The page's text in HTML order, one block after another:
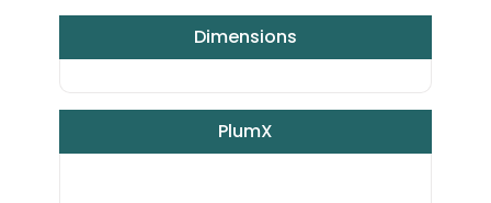
Dimensions
PlumX